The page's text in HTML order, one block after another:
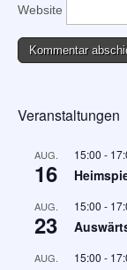
Website
Veranstaltungen
AUG.
16
15:00 -
AUG.
23
15:00 -
AUG. 15:00 -